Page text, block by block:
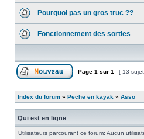
Pourquoi pas un gros truc ??
Fonctionnement des sorties
Page 1 sur 1 [ 13
Index du forum » Peche en kayak » Asso
Qui est en ligne
Utilisateurs parcourant ce forum: Aucun